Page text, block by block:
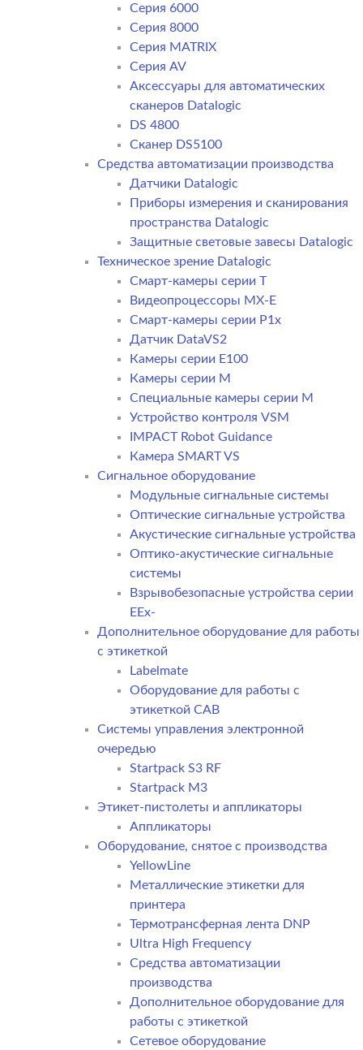
Серия 6000
Серия 8000
Серия MATRIX
Серия AV
Аксессуары для автоматических
сканеров Datalogic
DS 4800
Сканер DS5100
Средства автоматизации производства
Датчики Datalogic
Приборы измерения и сканирования
пространства Datalogic
Защитные световые завесы Datalogic
Техническое зрение Datalogic
Смарт-камеры серии T
Видеопроцессоры MX-E
Смарт-камеры серии P1x
Датчик DataVS2
Камеры серии E100
Камеры серии M
Специальные камеры серии M
Устройство контроля VSM
IMPACT Robot Guidance
Камера SMART VS
Cигнальное оборудование
Модульные сигнальные системы
Оптические сигнальные устройства
Акустические сигнальные устройства
Оптико-акустические сигнальные
системы
Взрывобезопасные устройства серии
EEx-
Дополнительное оборудование для работы
с этикеткой
Labelmate
Оборудование для работы с
этикеткой CAB
Системы управления электронной
очередью
Startpack S3 RF
Startpack M3
Этикет-пистолеты и аппликаторы
Аппликаторы
Оборудование, снятое с производства
YellowLine
Металлические этикетки для
принтера
Термотрансферная лента DNP
Ultra High Frequency
Средства автоматизации
производства
Дополнительное оборудование для
работы с этикеткой
Сетевое оборудование